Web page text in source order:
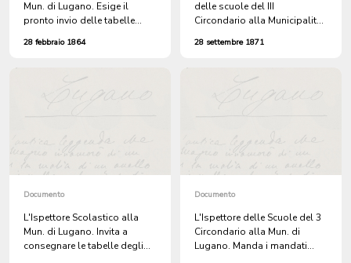
Mun. di Lugano. Esige il
pronto invio delle tabelle
quelle degli obbligati alla
28 febbraio 1864
delle scuole del III
Circondario alla Municipalità
DEI DOCENTI COMUNALI.
Lampugnani + 12 domande di
concorso al posto di
28 settembre 1871
Documento
L'Ispettore Scolastico alla
Mun. di Lugano. Invita a
consegnare le tabelle degli
Documento
L'Ispettore delle Scuole del 3
Circondario alla Mun. di
Lugano. Manda i mandati